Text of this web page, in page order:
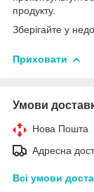
продукту.
Зберігайте у
Приховати
Умови
Нова Пошта
Адресна
Всі умови